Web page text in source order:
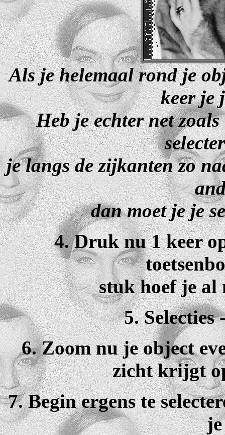
Als je helemaal rond je
keer je
Heb je echter net
je langs de zijkanten zo
dan moet je je
4. Druk nu 1 keer
stuk hoef je al
5. Selecties
6. Zoom nu je object
zicht krijgt
7. Begin ergens te